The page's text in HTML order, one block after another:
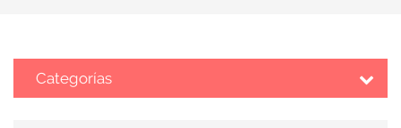
Categorías